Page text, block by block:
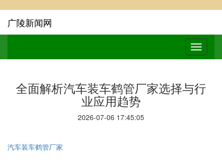
广陵新闻网
全面解析汽车装车鹤管厂家选择与行
业应用趋势
2026-07-06 17:45:05
汽车装车鹤管厂家